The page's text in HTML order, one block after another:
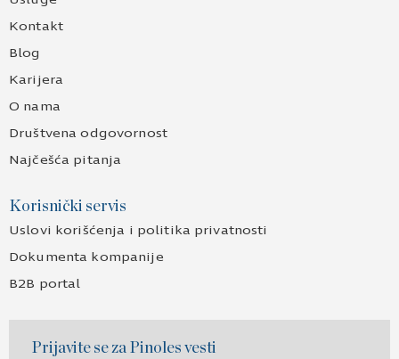
Kontakt
Blog
Karijera
O nama
Društvena odgovornost
Najčešća pitanja
Korisnički servis
Uslovi korišćenja i politika privatnosti
Dokumenta kompanije
B2B portal
Prijavite se za Pinoles vesti